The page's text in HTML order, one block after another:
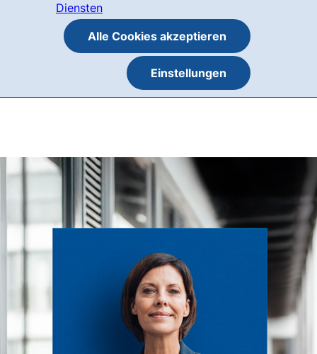
Diensten
Alle Cookies akzeptieren
Einstellungen